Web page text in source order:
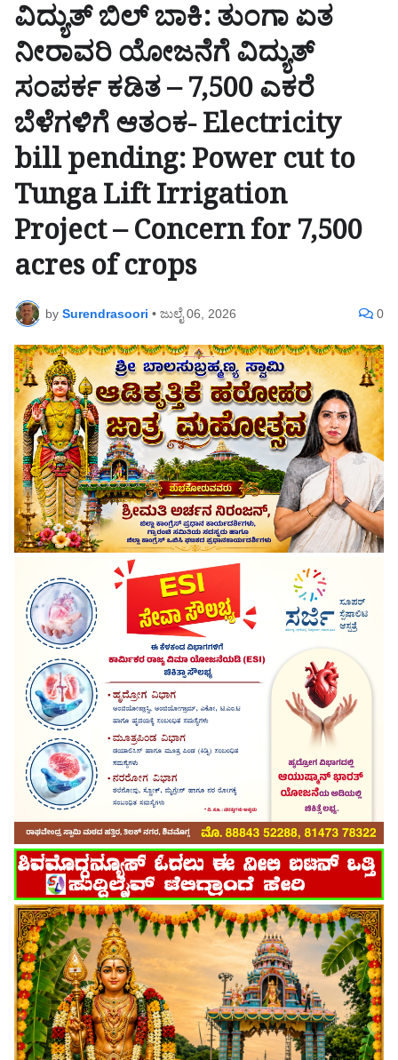
ವಿದ್ಯುತ್ ಬಿಲ್ ಬಾಕಿ: ತುಂಗಾ ಏತ
ನೀರಾವರಿ ಯೋಜನೆಗೆ ವಿದ್ಯುತ್
ಸಂಪರ್ಕ ಕಡಿತ – 7,500 ಎಕರೆ
ಬೆಳೆಗಳಿಗೆ ಆತಂಕ- Electricity
bill pending: Power cut to
Tunga Lift Irrigation
Project – Concern for 7,500
acres of crops
by Surendrasoori • ಜುಲೈ 06, 2026 0